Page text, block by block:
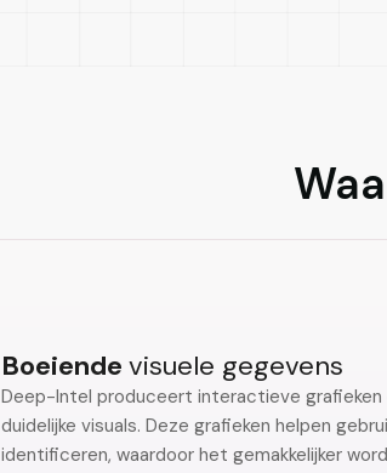
Boeiende visuele gegevens
Deep-Intel produceert interactieve
duidelijke visuals. Deze grafieken helpen
identificeren, waardoor het gemakkelijker